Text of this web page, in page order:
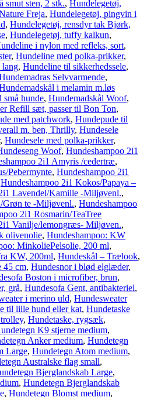
smut sten, 2 stk., Hundelegetøj,
Freja, Hundelegetøj, pingvin i
, Hundelegetøj, rensdyr tak Bjørk,
, Hundelegetøj, tuffy kalkun,
i nylon med refleks, sort,
, Hundeline med polka-prikker,
lang, Hundeline til sikkerhedssele,
Selvvarmende,
i melamin m.løs
små hunde, Hundemadskål Woof,
Refill sæt, passer til Bon Ton,
med patchwork, Hundepude til
m. ben, Thrilly, Hundesele
, Hundesele med polka-prikker,
Woof, Hundeshampoo 2i1
2i1 Amyris /cedertræ,
Pebermynte, Hundeshampoo 2i1
Hundeshampoo 2i1 Kokos/Papaya –
Lavendel/Kamille -Miljøvenl.,
Grøn te -Miljøvenl., Hundeshampoo
2i1 Rosmarin/TeaTree
Vanilje/lemongræs- Miljøven.,
olivenolie, Hundeshampoo: KW
MinkoliePelsolie, 200 ml,
KW, 200ml, Hundeskål – Trælook,
45 cm, Hundesnor i blød elglæder,
Boston i microfiber, brun,
grå, Hundesofa Gent, antibakteriel,
i merino uld, Hundesweater
til lille hund eller kat, Hundetaske
, Hundetaske, rygsæk,
K9 stjerne medium,
Anker medium, Hundetegn
Large, Hundetegn Atom medium,
Australske flag small,
Bjerglandskab Large,
, Hundetegn Bjerglandskab
, Hundetegn Blomst medium,